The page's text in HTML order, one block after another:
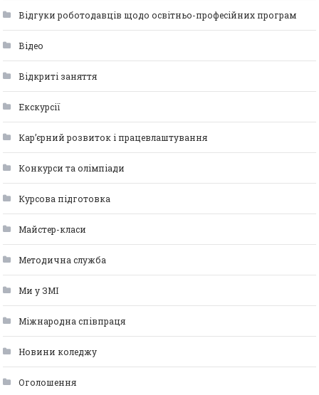
Відгуки роботодавців щодо освітньо-професійних програм
Відео
Відкриті заняття
Екскурсії
Кар’єрний розвиток і працевлаштування
Конкурси та олімпіади
Курсова підготовка
Майстер-класи
Методична служба
Ми у ЗМІ
Міжнародна співпраця
Новини коледжу
Оголошення